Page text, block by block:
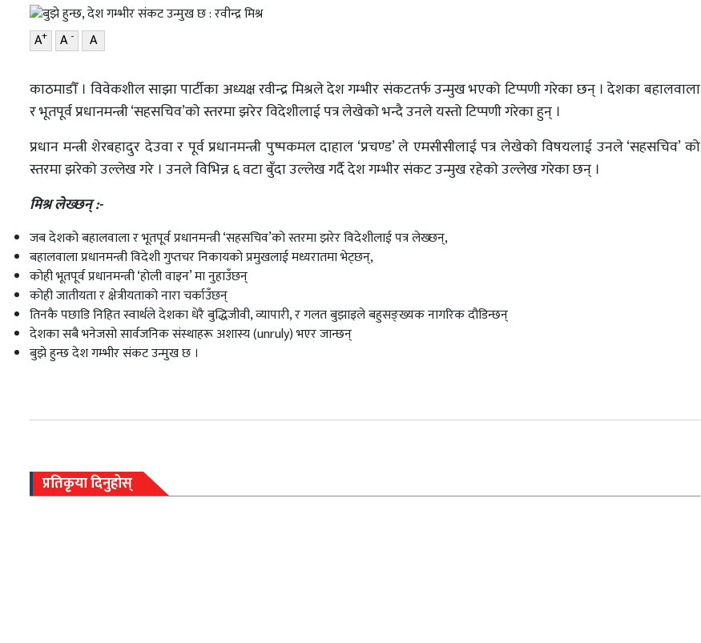
संस्कृति/
संस्कार
खेलकुद
सूचना/
प्रविधि
पर्यटन
इन्द्रेणी–
विशेष
A+ A- A
काठमाडौँ । विवेकशील साझा पार्टीका अध्यक्ष रवीन्द्र मिश्रले देश गम्भीर संकटतर्फ उन्मुख भएको टिप्पणी गरेका छन् । देशका बहालवाला
र भूतपूर्व प्रधानमन्त्री ‘सहसचिव’को स्तरमा झरेर विदेशीलाई पत्र लेखेको भन्दै उनले यस्तो टिप्पणी गरेका हुन् ।
प्रधान मन्त्री शेरबहादुर देउवा र पूर्व प्रधानमन्त्री पुष्पकमल दाहाल ‘प्रचण्ड’ ले एमसीसीलाई पत्र लेखेको विषयलाई उनले ‘सहसचिव’ को
स्तरमा झरेको उल्लेख गरे । उनले विभिन्न ६ वटा बुँदा उल्लेख गर्दै देश गम्भीर संकट उन्मुख रहेको उल्लेख गरेका छन् ।
मिश्र लेख्छन् :-
जब देशको बहालवाला र भूतपूर्व प्रधानमन्त्री ‘सहसचिव’को स्तरमा झरेर विदेशीलाई पत्र लेख्छन्,
बहालवाला प्रधानमन्त्री विदेशी गुप्तचर निकायको प्रमुखलाई मध्यरातमा भेट्छन्,
कोही भूतपूर्व प्रधानमन्त्री ‘होली वाइन’ मा नुहाउँछन्
कोही जातीयता र क्षेत्रीयताको नारा चर्काउँछन्
तिनकै पछाडि निहित स्वार्थले देशका धेरै बुद्धिजीवी, व्यापारी, र गलत बुझाइले बहुसङ्ख्यक नागरिक दौडिन्छन्
देशका सबै भनेजसो सार्वजनिक संस्थाहरू अशास्य (unruly) भएर जान्छन्
बुझे हुन्छ देश गम्भीर संकट उन्मुख छ ।
प्रतिकृया दिनुहोस्